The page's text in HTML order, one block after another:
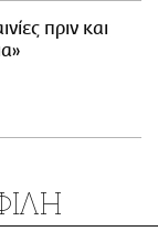
πριν και